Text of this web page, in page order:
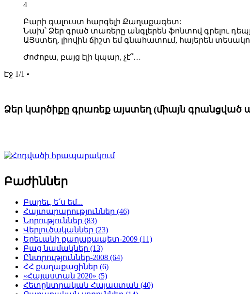
4
Բարի գալուստ հարգելի Քաղաքագետ:
Նախ՝ Ձեր գրած տառերը անգլերեն ֆոնտով գրելու
ԱՅստեղ, լիովին ճիշտ եմ գնահատում, հայերեն
Ժոժոբա, բայց էլի կպար, չէ՞…
Էջ 1/1 •
Ձեր կարծիքը գրառեք այստեղ (միայն
Բաժիններ
Բարեւ, ե՛ս եմ...
Հայտարարություններ (46)
Նորություններ (83)
Վերլուծականներ (23)
Երեւանի քաղաքապետ-2009 (11)
Բաց նամակներ (13)
Ընտրություններ-2008 (64)
ՀՀ քաղաքացիներ (6)
«Հայաստան 2020» (5)
Հետընտրական Հայաստան (40)